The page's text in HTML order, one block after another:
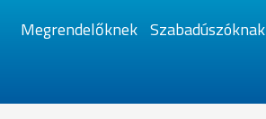
Megrendelőknek Szabadúszóknak